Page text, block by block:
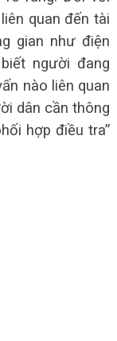
quan đến tài
gian như điện
người đang
nào liên quan
dân cần thông
hợp điều tra”